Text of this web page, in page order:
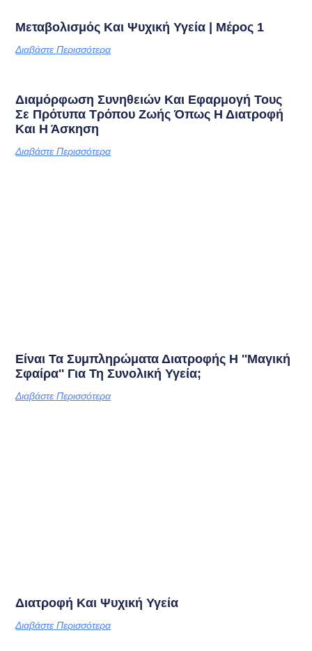
Μεταβολισμός Και Ψυχική Υγεία | Μέρος 1
Διαβάστε Περισσότερα
Διαμόρφωση Συνηθειών Και Εφαρμογή Τους
Σε Πρότυπα Τρόπου Ζωής Όπως Η Διατροφή
Και Η Άσκηση
Διαβάστε Περισσότερα
Είναι Τα Συμπληρώματα Διατροφής Η ''μαγική
Σφαίρα'' Για Τη Συνολική Υγεία;
Διαβάστε Περισσότερα
Διατροφή Και Ψυχική Υγεία
Διαβάστε Περισσότερα